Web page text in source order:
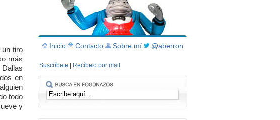
un tiro
más
en
todo
y
Inicio Contacto Sobre mí @aberron
Suscríbete Recíbelo por mail